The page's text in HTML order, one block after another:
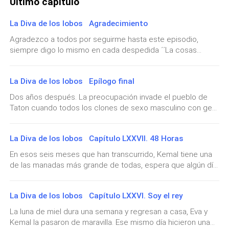
Desplegar
La Diva de los lobos Agradecimiento
Agradezco a todos por seguirme hasta este episodio,
siempre digo lo mismo en cada despedida ´´La cosas
comentarios, esperando poder cumplir las expectativas de
mi público. Hoy termina la diva de los lobos, lo que inicio
con simple palabras y se convierte en un maravilloso texto
para mí y ustedes mis amados lectores, le agradezco de
La Diva de los lobos Epílogo final
Dos años después. La preocupación invade el pueblo de
Taton cuando todos los clones de sexo masculino con gen
tuvieron que intervenirlos y recluirlo de los que no estaban
enfermos, Kemal no se alejaba de ningunos de ellos y
verlos en ese estado le dolía más que a cualquier persona.
Caled, Hope y las demás parejas deseaban estar al lado de
que esto sea contagioso no le permitía acceder a ellos,
para saber si allí está la clave para combatir el virus que
golpea el sistema de los clones. —Chicos deben ser
La Diva de los lobos Capítulo LXXVII. 48 Horas
En esos seis meses que han transcurrido, Kemal tiene una
de las manadas más grande de todas, espera que algún día
en estos días, Eva no deja de presentar mareos y náuseas,
Kemal también sea descuidado de ella y llega tan agotado
que no tiene tiempo para descubrir el embarazo que lleva
La Diva de los lobos Capítulo LXXVI. Soy el rey
La luna de miel dura una semana y regresan a casa, Eva y
Kemal la pasaron de maravilla. Ese mismo día hicieron una